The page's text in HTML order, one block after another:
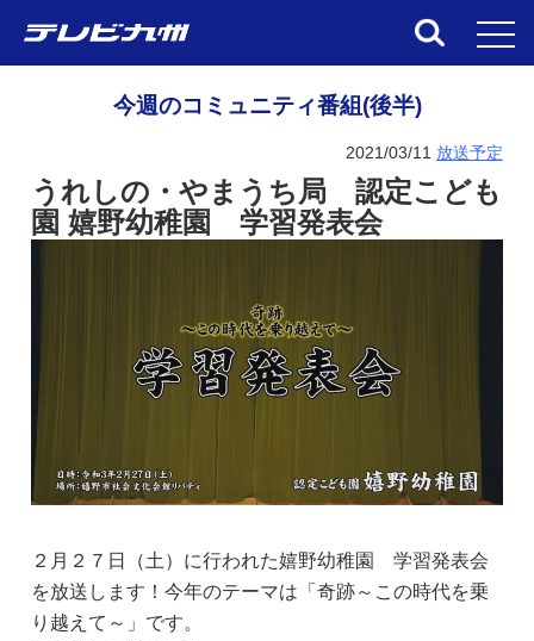
今週のコミュニティ番組(後半)
2021/03/11 放送予定
うれしの・やまうち局 認定こども
園 嬉野幼稚園 学習発表会
２月２７日（土）に行われた嬉野幼稚園 学習発表会
を放送します！今年のテーマは「奇跡～この時代を乗
り越えて～」です。